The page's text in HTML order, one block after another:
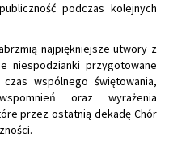
podczas kolejnych
najpiękniejsze utwory z
niespodzianki przygotowane
wspólnego świętowania,
oraz wyrażenia
przez ostatnią dekadę Chór